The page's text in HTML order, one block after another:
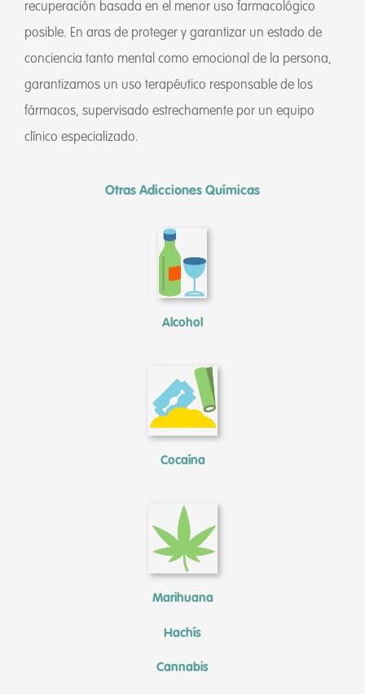
recuperación basada en el menor uso farmacológico
posible. En aras de proteger y garantizar un estado de
conciencia tanto mental como emocional de la persona,
garantizamos un uso terapéutico responsable de los
fármacos, supervisado estrechamente por un equipo
clínico especializado.
Otras Adicciones Químicas
Alcohol
Cocaína
Marihuana
Hachís
Cannabis